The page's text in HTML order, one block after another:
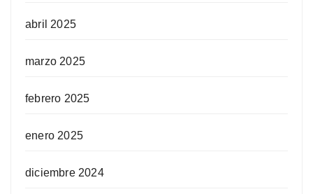
abril 2025
marzo 2025
febrero 2025
enero 2025
diciembre 2024